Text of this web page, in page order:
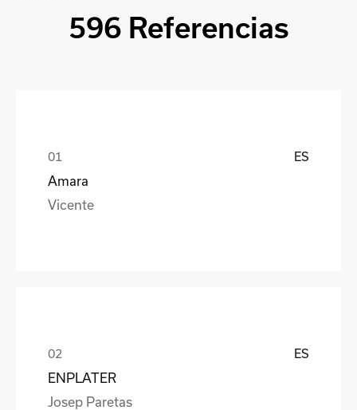
596 Referencias
ES
Amara
Vicente
ES
ENPLATER
Josep Paretas